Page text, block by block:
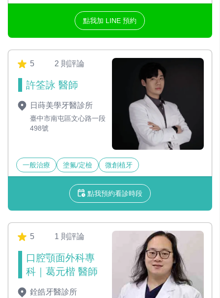
點我加 LINE 預約
5 2 則評論
許筌詠 醫師
日蒔美學牙醫診所
臺中市南屯區文心路一段
498號
一般治療 塗氟/定檢 微創植牙
點我預約看診時段
5 1 則評論
口腔顎面外科專
科｜葛元楷 醫師
銓皓牙醫診所